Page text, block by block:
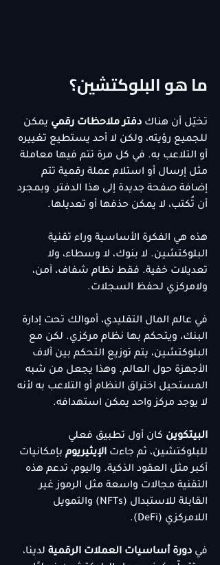
ما هو البلوكتشين؟
تخيّل أن هناك دفتر ملاحظات رقمي يمكن
للجميع رؤيته، ولكن لا أحد يستطيع تغييره
أو التلاعب به. في كل مرة تتم فيها معاملة
مثل إرسال أو استلام عملة رقمية تتم
إضافة صفحة جديدة إلى هذا الدفتر. وبمجرد
أن تُكتب، لا يمكن حذفها أو تعديلها.
هذه هي الفكرة الأساسية وراء تقنية
البلوكتشين. لا بنوك، لا وسطاء، ولا
تعديلات خفية. فقط نظام شفاف، آمن،
ولامركزي لحفظ السجلات.
في عالم المال التقليدي، أموالك تحت إدارة
البنك، ويتحكم بها نظام مركزي. لكن مع
البلوكتشين، يتم توزيع التحكم بين آلاف
الأجهزة حول العالم. وهذا يجعل من شبه
المستحيل اختراق النظام أو التلاعب به لأنه
لا يوجد مركز واحد يمكن استهدافه.
البيتكوين كان أول تطبيق فعلي
للبلوكتشين، ثم جاءت الإيثيريوم بإمكانيات
أكبر مثل العقود الذكية. واليوم، تدعم هذه
التقنية مجالات واسعة مثل الرموز غير
القابلة للاستبدال (NFTs) والتمويل
اللامركزي (DeFi).
في دورة أساسيات العملات الرقمية لدينا،